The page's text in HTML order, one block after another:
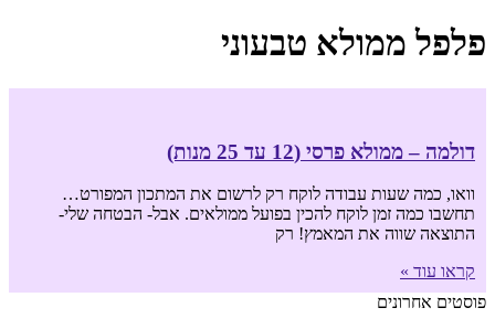
פלפל ממולא טבעוני
דולמה – ממולא פרסי (12 עד 25 מנות)
וואו, כמה שעות עבודה לוקח רק לרשום את המתכון המפורט…
תחשבו כמה זמן לוקח להכין בפועל ממולאים. אבל- הבטחה שלי-
התוצאה שווה את המאמץ! רק
קראו עוד »
פוסטים אחרונים